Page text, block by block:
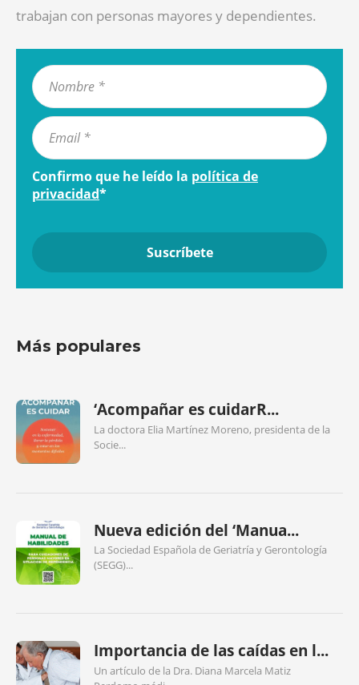
trabajan con personas mayores y dependientes.
Confirmo que he leído la política de
privacidad*
Más populares
‘Acompañar es cuidarR...
La doctora Elia Martínez Moreno, presidenta de la
Socie...
Nueva edición del ‘Manua...
La Sociedad Española de Geriatría y Gerontología
(SEGG)...
Importancia de las caídas en l...
Un artículo de la Dra. Diana Marcela Matiz